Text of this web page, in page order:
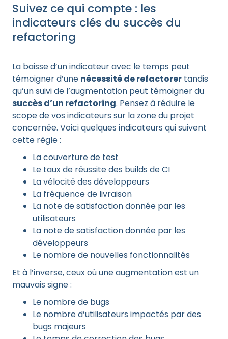
Suivez ce qui compte : les
indicateurs clés du succès du
refactoring
La baisse d’un indicateur avec le temps peut
témoigner d’une nécessité de refactorer tandis
qu’un suivi de l’augmentation peut témoigner du
succès d’un refactoring. Pensez à réduire le
scope de vos indicateurs sur la zone du projet
concernée. Voici quelques indicateurs qui suivent
cette règle :
La couverture de test
Le taux de réussite des builds de CI
La vélocité des développeurs
La fréquence de livraison
La note de satisfaction donnée par les
utilisateurs
La note de satisfaction donnée par les
développeurs
Le nombre de nouvelles fonctionnalités
Et à l’inverse, ceux où une augmentation est un
mauvais signe :
Le nombre de bugs
Le nombre d’utilisateurs impactés par des
bugs majeurs